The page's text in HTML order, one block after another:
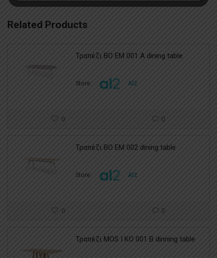
Related Products
Τραπέζι BO EM 001 A dining table
Store: Al2
0 0
Τραπέζι BO EM 002 dining table
Store: Al2
0 0
Τραπέζι MOS I KO 001 B dinning table